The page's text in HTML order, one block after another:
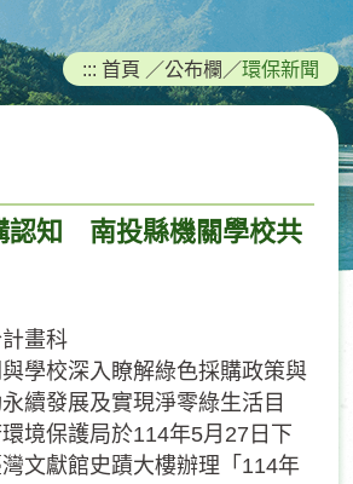
::: 首頁 ／公布欄 ／環保新聞
認知 南投縣機關學校共
畫科
學校深入瞭解綠色採購政策與
續發展及實現淨零綠生活目
境保護局於114年5月27日下
文獻館史蹟大樓辦理「114年